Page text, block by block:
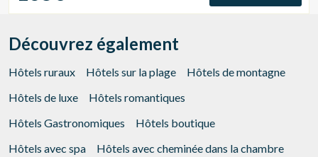
Découvrez également
Hôtels ruraux Hôtels sur la plage
Hôtels de montagne
Hôtels de luxe
Hôtels romantiques
Hôtels Gastronomiques
Hôtels boutique
Hôtels avec spa
Hôtels avec cheminée dans la chambre